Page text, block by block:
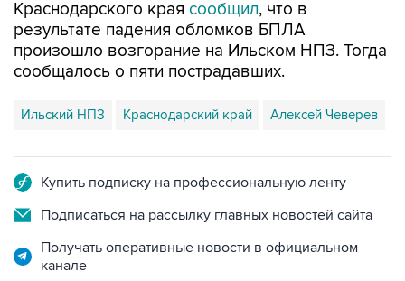
Краснодарского края сообщил, что в
результате падения обломков БПЛА
произошло возгорание на Ильском НПЗ. Тогда
сообщалось о пяти пострадавших.
Ильский НПЗ Краснодарский край Алексей Чеверев
Купить подписку на профессиональную ленту
Подписаться на рассылку главных новостей сайта
Получать оперативные новости в официальном
канале